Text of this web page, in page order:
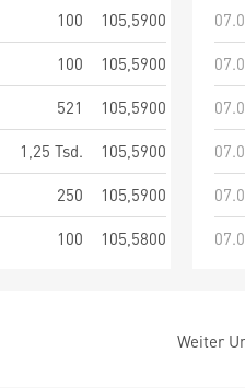
100
105,5900
100
105,5900
521
105,5900
1,25 Tsd.
105,5900
250
105,5900
100 105,5800
Weiter